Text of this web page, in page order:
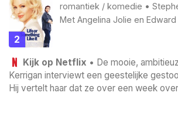
2
romantiek / komedie •
Met Angelina Jolie en Edward
Kijk op Netflix • De mooie,
Kerrigan interviewt een geestelijke
Hij vertelt haar dat ze over een week